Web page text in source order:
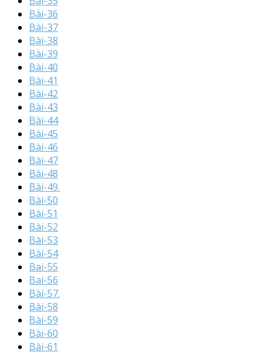
Bài-36
Bài-37
Bài-38
Bài-39
Bài-40
Bài-41
Bài-42
Bài-43
Bài-44
Bài-45
Bài-46
Bài-47
Bài-48
Bài-49.
Bài-50
Bài-51
Bài-52
Bài-53
Bài-54
Bai-55
Bai-56
Bài-57.
Bài-58
Bài-59
Bài-60
Bài-61